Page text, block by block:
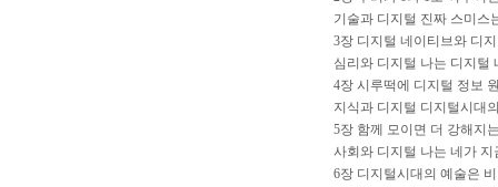
기술과 디지털 진짜 스미스
3장 디지털 네이티브와 디
심리와 디지털 나는 디지털
4장 시루떡에 디지털 정보
지식과 디지털 디지털시대
5장 함께 모이면 더 강해지
사회와 디지털 나는 네가
6장 디지털시대의 예술은